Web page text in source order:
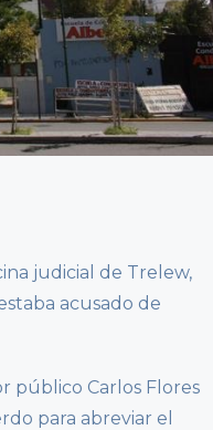
judicial de Trelew,
acusado de
público Carlos Flores
para abreviar el